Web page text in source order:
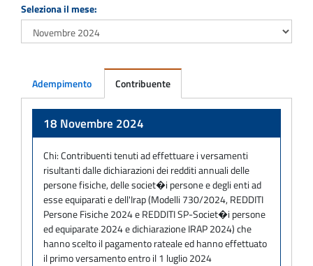
Seleziona il mese:
Adempimento Contribuente
18 Novembre 2024
Chi:Contribuenti tenuti ad effettuare i versamenti
risultanti dalle dichiarazioni dei redditi annuali delle
persone fisiche, delle societ�i persone e degli enti ad
esse equiparati e dell'Irap (Modelli 730/2024, REDDITI
Persone Fisiche 2024 e REDDITI SP-Societ�i persone
ed equiparate 2024 e dichiarazione IRAP 2024) che
hanno scelto il pagamento rateale ed hanno effettuato
il primo versamento entro il 1 luglio 2024